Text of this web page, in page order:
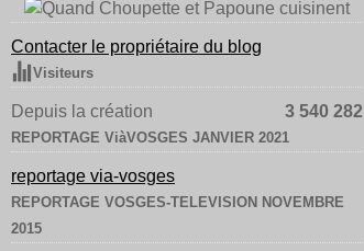
Contacter le propriétaire du blog
Visiteurs
Depuis la création 3 540 282
REPORTAGE ViàVOSGES JANVIER 2021
reportage via-vosges
REPORTAGE VOSGES-TELEVISION NOVEMBRE
2015